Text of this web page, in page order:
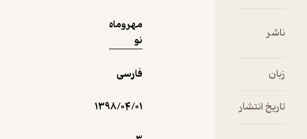
ناشر
مهروماه
زبان فارسی
تاریخ انتشار ۱۳۹۸/۰۴/۰۱